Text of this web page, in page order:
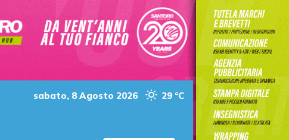
sabato, 8 Agosto 2026 29 °C